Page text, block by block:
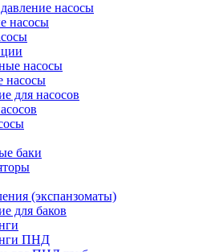
насосы
насосы
насосы
насосы
для насосов
баки
(экспанзоматы)
для баков
ПНД